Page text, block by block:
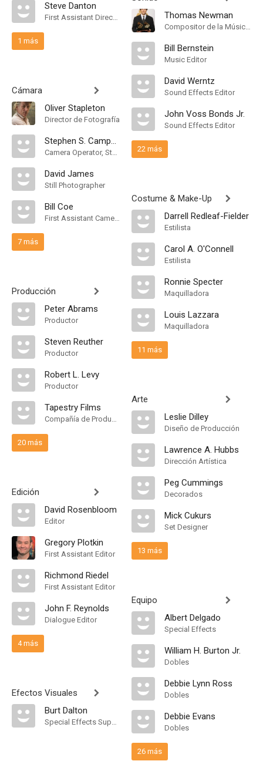
Steve Danton
First Assistant Director
1 más
Cámara
Oliver Stapleton
Director de Fotografía
Stephen S. Campanelli
Camera Operator, Steadicam Operator
David James
Still Photographer
Bill Coe
First Assistant Camera
7 más
Producción
Peter Abrams
Productor
Steven Reuther
Productor
Robert L. Levy
Productor
Tapestry Films
Compañía de Produccion
20 más
Edición
David Rosenbloom
Editor
Gregory Plotkin
First Assistant Editor
Richmond Riedel
First Assistant Editor
John F. Reynolds
Dialogue Editor
4 más
Efectos Visuales
Burt Dalton
Special Effects Supervisor
Thomas Newman
Compositor de la Música Original
Bill Bernstein
Music Editor
David Werntz
Sound Effects Editor
John Voss Bonds Jr.
Sound Effects Editor
22 más
Costume & Make-Up
Darrell Redleaf-Fielder
Estilista
Carol A. O'Connell
Estilista
Ronnie Specter
Maquilladora
Louis Lazzara
Maquilladora
11 más
Arte
Leslie Dilley
Diseño de Producción
Lawrence A. Hubbs
Dirección Artística
Peg Cummings
Decorados
Mick Cukurs
Set Designer
13 más
Equipo
Albert Delgado
Special Effects
William H. Burton Jr.
Dobles
Debbie Lynn Ross
Dobles
Debbie Evans
Dobles
26 más